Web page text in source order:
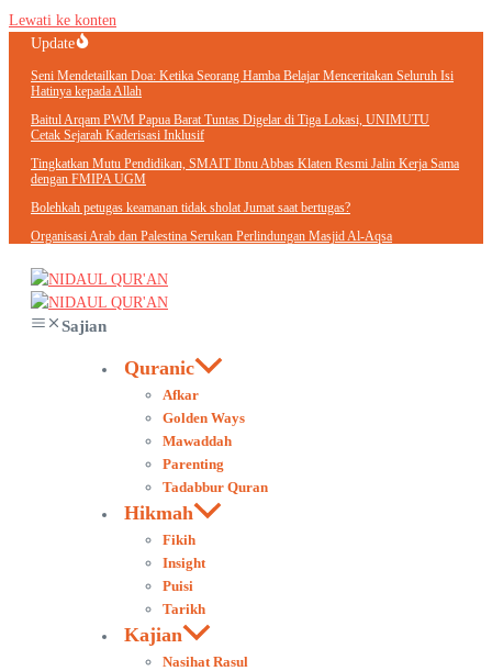
Lewati ke konten
Update
Seni Mendetailkan Doa: Ketika Seorang Hamba Belajar Menceritakan Seluruh Isi
Hatinya kepada Allah
Baitul Arqam PWM Papua Barat Tuntas Digelar di Tiga Lokasi, UNIMUTU
Cetak Sejarah Kaderisasi Inklusif
Tingkatkan Mutu Pendidikan, SMAIT Ibnu Abbas Klaten Resmi Jalin Kerja Sama
dengan FMIPA UGM
Bolehkah petugas keamanan tidak sholat Jumat saat bertugas?
Organisasi Arab dan Palestina Serukan Perlindungan Masjid Al-Aqsa
Sajian
Quranic
Afkar
Golden Ways
Mawaddah
Parenting
Tadabbur Quran
Hikmah
Fikih
Insight
Puisi
Tarikh
Kajian
Nasihat Rasul